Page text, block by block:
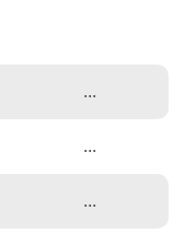
…
…
…